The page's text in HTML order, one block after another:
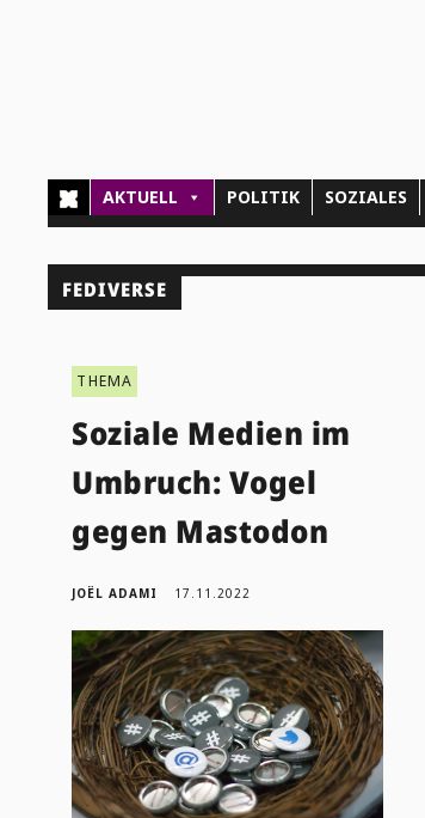
AKTUELL POLITIK SOZIALES
FEDIVERSE
THEMA
Soziale Medien im
Umbruch: Vogel
gegen Mastodon
JOËL ADAMI 17.11.2022